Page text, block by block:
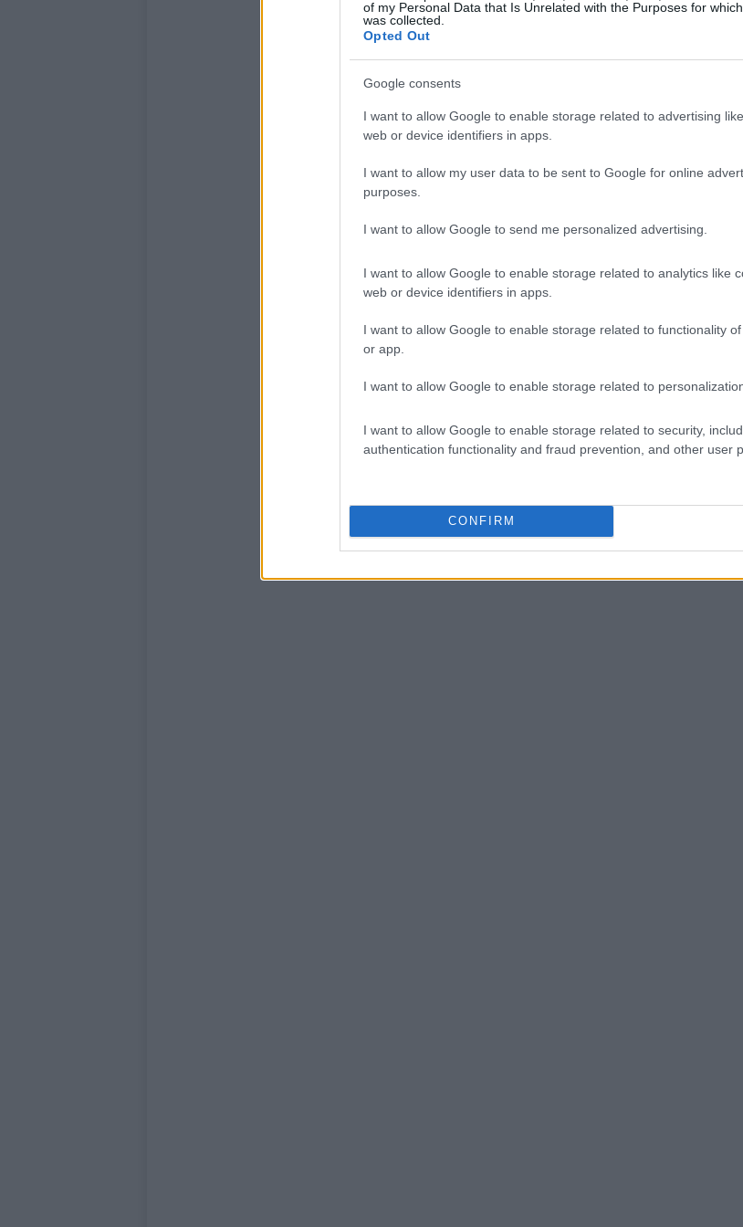
of my Personal Data that Is Unrelated with the Purposes for
was collected.
Opted Out
Google consents
I want to allow Google to enable storage related to advertising
web or device identifiers in apps.
I want to allow my user data to be sent to Google for online
purposes.
I want to allow Google to send me personalized advertising.
I want to allow Google to enable storage related to analytics like
web or device identifiers in apps.
I want to allow Google to enable storage related to functionality
or app.
I want to allow Google to enable storage related to
I want to allow Google to enable storage related to security,
authentication functionality and fraud prevention, and other user
CONFIRM